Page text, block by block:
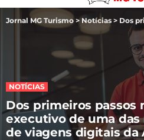
Jornal MG Turismo > Notícias > Dos primeiros
NOTÍCIAS
Dos primeiros passos
executivo de uma das
de viagens digitais da